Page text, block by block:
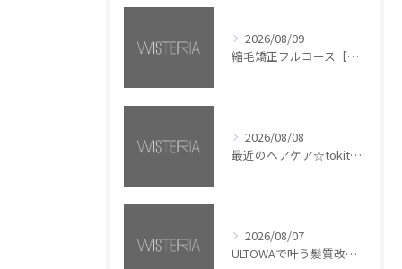
2026/08/09
縮毛矯正フルコース【銀座・美容室WISTERIA】
2026/08/08
最近のヘアケア☆tokita【銀座・美容室WISTERIA】
2026/08/07
ULTOWAで叶う髪質改善美髪カラー【銀座・美容室WISTERIA】